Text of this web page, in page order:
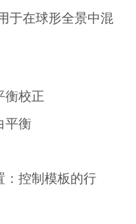
在球形全景中混
校正
衡
控制模板的行